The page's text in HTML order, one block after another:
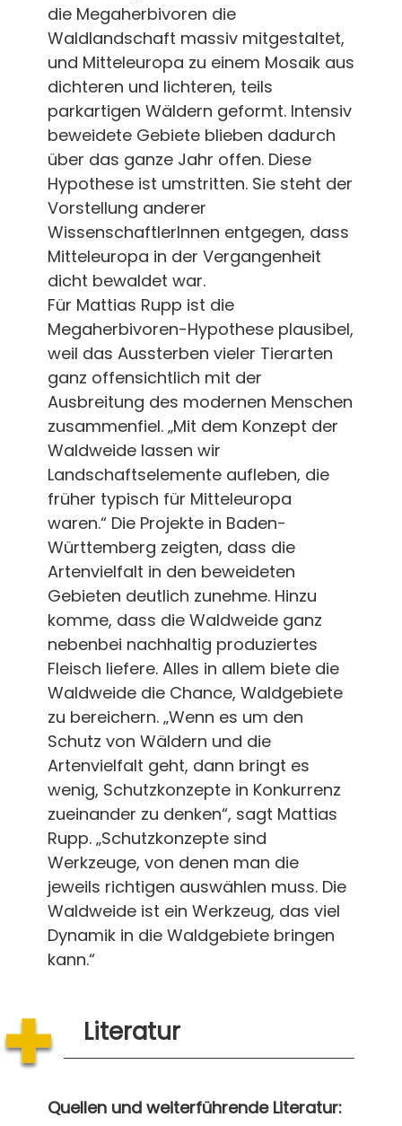
die Megaherbivoren die
Waldlandschaft massiv mitgestaltet,
und Mitteleuropa zu einem Mosaik aus
dichteren und lichteren, teils
parkartigen Wäldern geformt. Intensiv
beweidete Gebiete blieben dadurch
über das ganze Jahr offen. Diese
Hypothese ist umstritten. Sie steht der
Vorstellung anderer
WissenschaftlerInnen entgegen, dass
Mitteleuropa in der Vergangenheit
dicht bewaldet war.
Für Mattias Rupp ist die
Megaherbivoren-Hypothese plausibel,
weil das Aussterben vieler Tierarten
ganz offensichtlich mit der
Ausbreitung des modernen Menschen
zusammenfiel. „Mit dem Konzept der
Waldweide lassen wir
Landschaftselemente aufleben, die
früher typisch für Mitteleuropa
waren.“ Die Projekte in Baden-
Württemberg zeigten, dass die
Artenvielfalt in den beweideten
Gebieten deutlich zunehme. Hinzu
komme, dass die Waldweide ganz
nebenbei nachhaltig produziertes
Fleisch liefere. Alles in allem biete die
Waldweide die Chance, Waldgebiete
zu bereichern. „Wenn es um den
Schutz von Wäldern und die
Artenvielfalt geht, dann bringt es
wenig, Schutzkonzepte in Konkurrenz
zueinander zu denken“, sagt Mattias
Rupp. „Schutzkonzepte sind
Werkzeuge, von denen man die
jeweils richtigen auswählen muss. Die
Waldweide ist ein Werkzeug, das viel
Dynamik in die Waldgebiete bringen
kann.“
Literatur
Quellen und weiterführende Literatur: